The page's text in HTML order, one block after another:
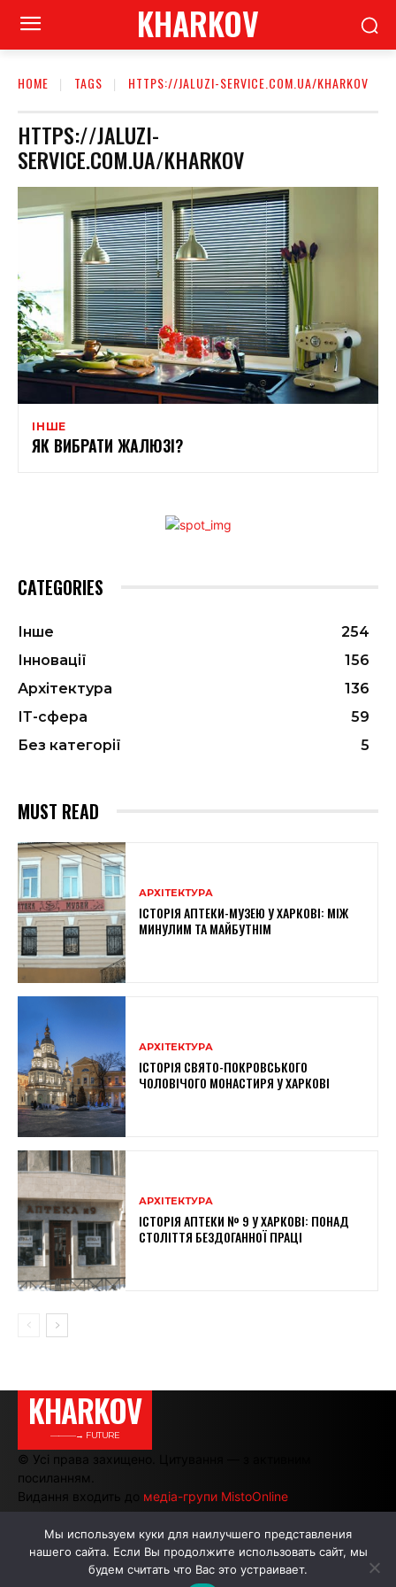
KHARKOV
HOME TAGS HTTPS://JALUZI-SERVICE.COM.UA/KHARKOV
HTTPS://JALUZI-
SERVICE.COM.UA/KHARKOV
ІНШЕ
ЯК ВИБРАТИ ЖАЛЮЗІ?
CATEGORIES
Інше
254
Інновації
156
Архітектура
136
ІТ-сфера
59
Без категорії
5
MUST READ
АРХІТЕКТУРА
ІСТОРІЯ АПТЕКИ-МУЗЕЮ У ХАРКОВІ: МІЖ
МИНУЛИМ ТА МАЙБУТНІМ
АРХІТЕКТУРА
ІСТОРІЯ СВЯТО-ПОКРОВСЬКОГО
ЧОЛОВІЧОГО МОНАСТИРЯ У ХАРКОВІ
АРХІТЕКТУРА
ІСТОРІЯ АПТЕКИ № 9 У ХАРКОВІ: ПОНАД
СТОЛІТТЯ БЕЗДОГАННОЇ ПРАЦІ
KHARKOV
———→ FUTURE
© Усі права захищено. Цитування — з активним
посиланням.
Видання входить до медіа-групи MistoOnline
АВТОРИ РЕКЛАМА НА САЙТІ
Мы используем куки для наилучшего представления
нашего сайта. Если Вы продолжите использовать сайт, мы
будем считать что Вас это устраивает.